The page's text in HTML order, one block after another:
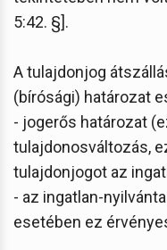
5:42. §].
A tulajdonjog
(bírósági) határozat
- jogerős határozat
tulajdonosváltozás,
tulajdonjogot az
- az ingatlan-
esetében ez